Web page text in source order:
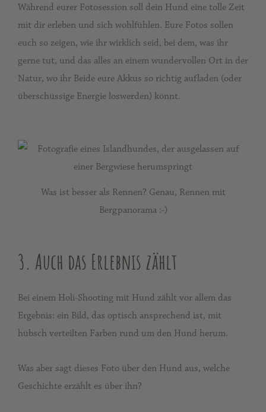
Während eurer Fotosession soll dein Hund eine tolle Zeit
mit dir erleben und sich wohlfühlen. Eure Fotos sollen
euch so zeigen, wie ihr wirklich seid, bei dem, was ihr
gerne tut, und das alles an einem wundervollen Ort in der
Natur, wo ihr Beide eure Akkus so richtig aufladen (oder
überschüssige Energie loswerden) könnt.
Was ist besser als Rennen? Genau, Rennen mit
Bergpanorama :-)
3. Auch das Erlebnis zählt
Bei einem Holi-Shooting mit Hund zählt vor allem das
Ergebnis: ein Bild, das optisch ansprechend ist, mit
hübsch verteilten Farben rund um den Hund herum.
Was aber sagt dieses Foto über den Hund aus, welche
Geschichte erzählt es über ihn?